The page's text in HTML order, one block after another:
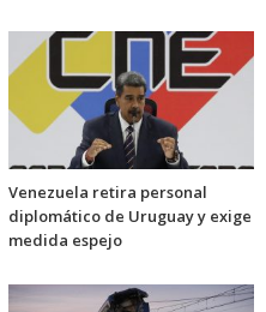
Venezuela retira personal
diplomático de Uruguay y exige
medida espejo